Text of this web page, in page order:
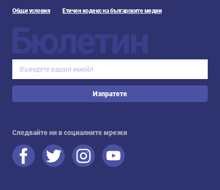
Общи условия Етичен кодекс на българските медии
Бюлетин
Изпратете
Следвайте ни в социалните мрежи